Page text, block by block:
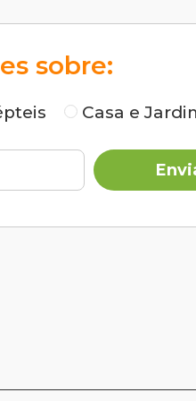
sobre:
Casa e Jardim